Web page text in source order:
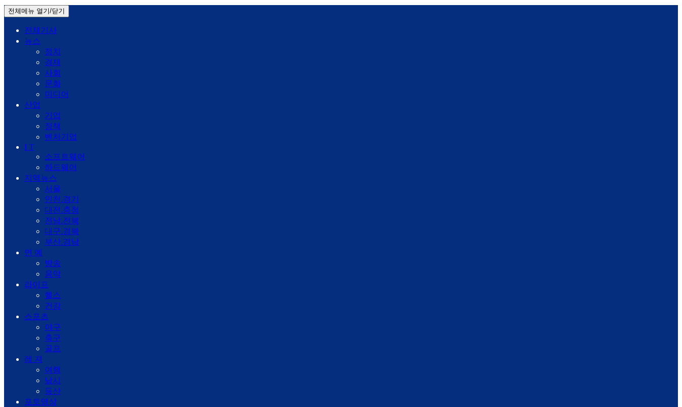
전체메뉴 열기/닫기
전체기사
뉴스
정치
경제
사회
문화
미디어
산업
기업
정책
벤처기업
I T
소프트웨어
하드웨어
지역뉴스
서울
인천.경기
대전.충청
전남.전북
대구.경북
부산.경남
연 예
방송
음악
라이프
헬스
건강
스포츠
야구
축구
골프
레 져
여행
낚시
등산
포토영상